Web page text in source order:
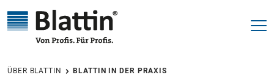
springen
ÜBER BLATTIN BLATTIN IN DER PRAXIS